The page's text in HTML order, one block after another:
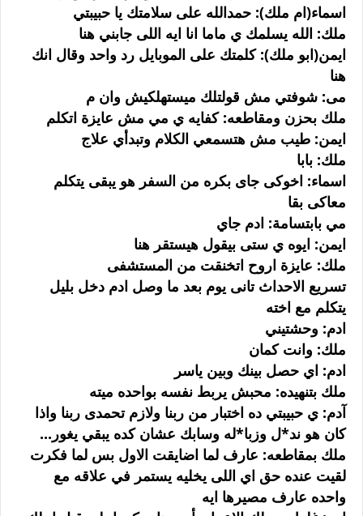
اسماء(ام ملك): حمدالله على سلامتك يا حبيبتي
ملك: الله يسلمك ي ماما انا ايه اللى جابني هنا
ايمن(ابو ملك): كلمتك على الموبايل رد واحد وقال انك
هنا
مى: شوفتي مش قولتلك ميستهلكيش وان م
ملك بحزن ومقاطعه: كفايه ي مي مش عايزة اتكلم
ايمن: طيب مش هتسمعي الكلام وتبدأي علاج
ملك: بابا
اسماء: اخوكى جاى بكره من السفر هو يبقى يتكلم
معاكى بقا
مي بابتسامة: ادم جاي
ايمن: ايوه ي ستى بيقول هيستقر هنا
ملك: عايزة اروح اتخنقت من المستشفى
تسريع الاحداث تانى يوم بعد ما وصل ادم دخل بليل
يتكلم مع اخته
ادم: وحشتيني
ملك: وانت كمان
ادم: اي حصل بينك وبين ياسر
ملك بتنهيده: محبش يربط نفسه بواحده ميته
آدم: ي حبيبتي ده اختبار من ربنا ولازم تحمدى ربنا واذا
كان هو ند*ل وزبا*له وسابك عشان كده يبقي يغور...
ملك بمقاطعه: عارف لما اضايقت الاول بس لما فكرت
لقيت عنده حق اي اللى يخليه يستمر في علاقه مع
واحده عارف مصيرها ايه